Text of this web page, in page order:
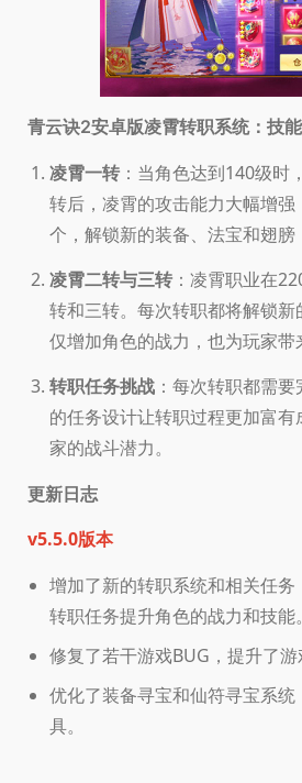
青云诀2安卓版凌霄转职系统：技
凌霄一转 ：当角色达到140级时
转后，凌霄的攻击能力大幅增
个，解锁新的装备、法宝和翅膀
凌霄二转与三转 ：凌霄职业在
转和三转。每次转职都将解锁
仅增加角色的战力，也为玩家带
转职任务挑战 ：每次转职都需
的任务设计让转职过程更加富
家的战斗潜力。
更新日志
v5.5.0版本
增加了新的转职系统和相关任
转职任务提升角色的战力和技能。
修复了若干游戏BUG，提升了游
优化了装备寻宝和仙符寻宝系
具。